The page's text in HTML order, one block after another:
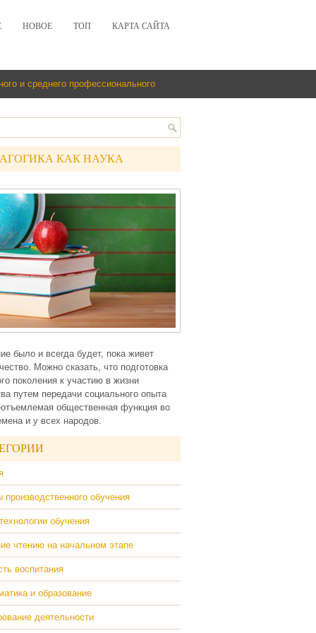
НОВОЕ ТОП КАРТА САЙТА
и среднего профессионального
КАК НАУКА
было и всегда будет, пока живет
Можно сказать, что подготовка
поколения к участию в жизни
путем передачи социального опыта
общественная функция во
и у всех народов.
производственного обучения
обучения
чтению на начальном этапе
воспитания
и образование
деятельности